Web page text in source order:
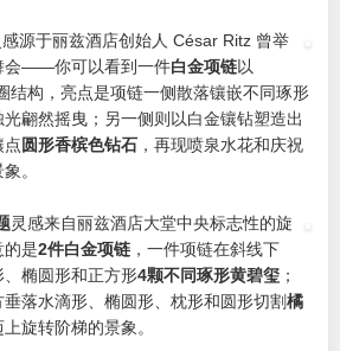
感源于丽兹酒店创始人 César Ritz 曾举
会——你可以看到一件白金项链以
结构，亮点是项链一侧散落镶嵌不同琢形
翩然摇曳；另一侧则以白金镶钻塑造出
点圆形香槟色钻石 ，再现喷泉水花和庆祝
。
灵感来自丽兹酒店大堂中央标志性的旋
是2件白金项链 ，一件项链在斜线下
椭圆形和正方形4颗不同琢形黄碧玺 ；
落水滴形、椭圆形、枕形和圆形切割橘
上旋转阶梯的景象。